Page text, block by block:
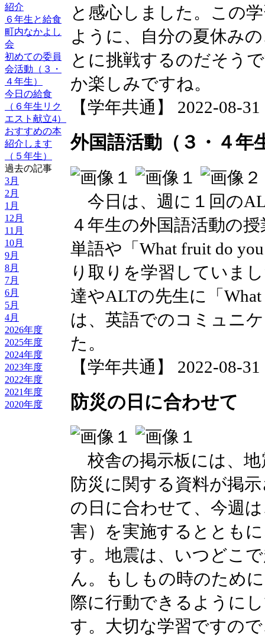
紹介
６年生と給食
町内なかよし
会
初めての委員
会活動（３・
４年生）
今日の給食
（６年生リク
エスト献立4）
おすすめの本
紹介します
（５年生）
過去の記事
3月
2月
1月
12月
11月
10月
9月
8月
7月
6月
5月
4月
2026年度
2025年度
2024年度
2023年度
2022年度
2021年度
2020年度
と感心しました。この
ように、自分の夏休み
とに挑戦するのだそう
か楽しみですね。
【学年共通】 2022-08-
外国語活動（３・４年
今日は、週に１回の
４年生の外国語活動の
単語や「What fruit do
り取りを学習していま
達やALTの先生に「
は、英語でのコミュニ
た。
【学年共通】 2022-08-
防災の日に合わせて
校舎の掲示板には、地
防災に関する資料が掲
の日に合わせて、今週
害）を実施するととも
す。地震は、いつどこ
ん。もしもの時のため
際に行動できるように
す。大切な学習ですの